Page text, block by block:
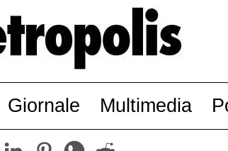
Giornale Multimedia